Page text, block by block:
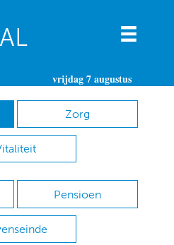
vrijdag 7 augustus
Zorg
Pensioen